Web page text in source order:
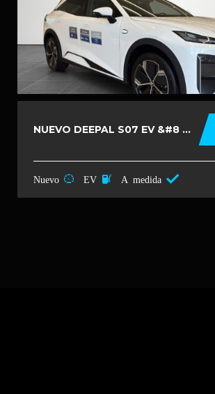
NUEVO DEEPAL S07 EV &#8 ...
Nuevo EV A medida